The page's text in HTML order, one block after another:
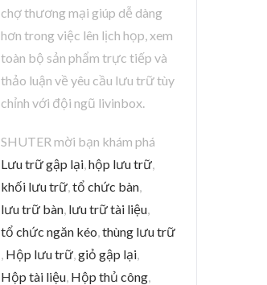
chợ thương mại giúp dễ dàng
hơn trong việc lên lịch họp, xem
toàn bộ sản phẩm trực tiếp và
thảo luận về yêu cầu lưu trữ tùy
chỉnh với đội ngũ livinbox.
SHUTER mời bạn khám phá
Lưu trữ gập lại,hộp lưu trữ,
khối lưu trữ,tổ chức bàn,
lưu trữ bàn, lưu trữ tài liệu,
tổ chức ngăn kéo,thùng lưu trữ
, Hộp lưu trữ,giỏ gập lại,
Hộp tài liệu, Hộp thủ công,